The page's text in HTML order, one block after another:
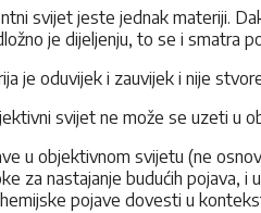
svijet jeste jednak materiji.
je dijeljenju, to se i smatra
je oduvijek i zauvijek i nije
svijet ne može se uzeti u
u objektivnom svijetu (ne
za nastajanje budućih pojava,
pojave dovesti u